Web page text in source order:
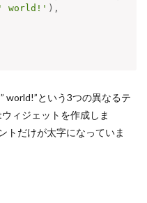
' world!' ) ,
world!”という3つの異なるテ
ィジェットを作成しま
トだけが太字になっていま